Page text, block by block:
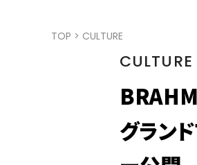
TOP > CULTURE
CULTURE
グラン